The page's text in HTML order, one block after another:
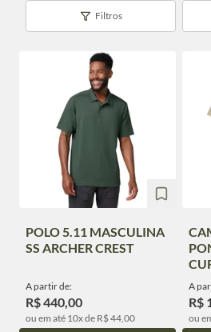
Filtros
POLO 5.11 MASCULINA
SS ARCHER CREST
A partir de:
R$ 440,00
ou em até 10x de R$ 44,00
A
R$
ou